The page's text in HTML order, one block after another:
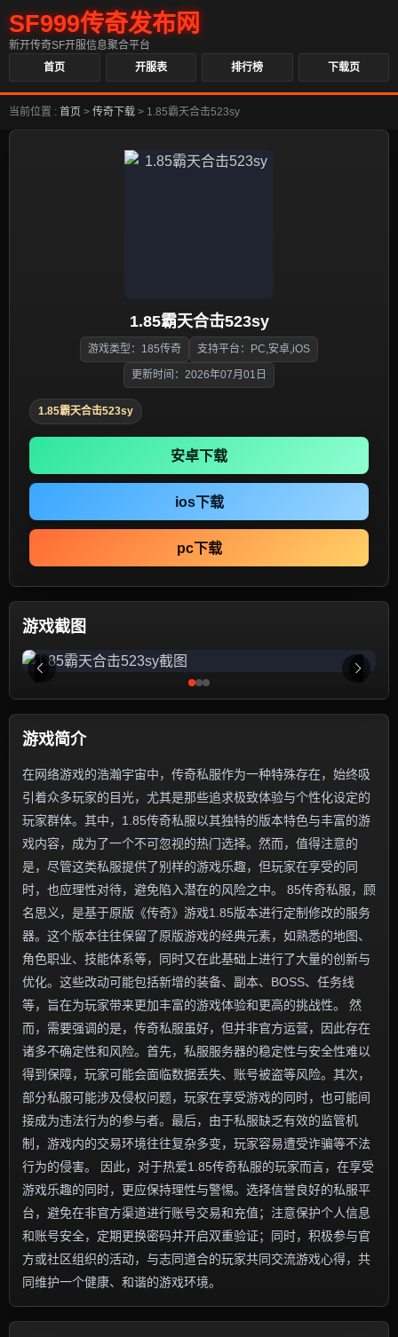
SF999传奇发布网
新开传奇SF开服信息聚合平台
首页
开服表 排行榜 下载页
当前位置 : 首页 > 传奇下载 > 1.85霸天合击523sy
1.85霸天合击523sy
游戏类型：185传奇 支持平台：PC,安卓,iOS
更新时间：2026年07月01日
1.85霸天合击523sy
安卓下载
ios下载
pc下载
游戏截图
游戏简介
在网络游戏的浩瀚宇宙中，传奇私服作为一种特殊存在，始终吸
引着众多玩家的目光，尤其是那些追求极致体验与个性化设定的
玩家群体。其中，1.85传奇私服以其独特的版本特色与丰富的游
戏内容，成为了一个不可忽视的热门选择。然而，值得注意的
是，尽管这类私服提供了别样的游戏乐趣，但玩家在享受的同
时，也应理性对待，避免陷入潜在的风险之中。 85传奇私服，顾
名思义，是基于原版《传奇》游戏1.85版本进行定制修改的服务
器。这个版本往往保留了原版游戏的经典元素，如熟悉的地图、
角色职业、技能体系等，同时又在此基础上进行了大量的创新与
优化。这些改动可能包括新增的装备、副本、BOSS、任务线
等，旨在为玩家带来更加丰富的游戏体验和更高的挑战性。 然
而，需要强调的是，传奇私服虽好，但并非官方运营，因此存在
诸多不确定性和风险。首先，私服服务器的稳定性与安全性难以
得到保障，玩家可能会面临数据丢失、账号被盗等风险。其次，
部分私服可能涉及侵权问题，玩家在享受游戏的同时，也可能间
接成为违法行为的参与者。最后，由于私服缺乏有效的监管机
制，游戏内的交易环境往往复杂多变，玩家容易遭受诈骗等不法
行为的侵害。 因此，对于热爱1.85传奇私服的玩家而言，在享受
游戏乐趣的同时，更应保持理性与警惕。选择信誉良好的私服平
台，避免在非官方渠道进行账号交易和充值；注意保护个人信息
和账号安全，定期更换密码并开启双重验证；同时，积极参与官
方或社区组织的活动，与志同道合的玩家共同交流游戏心得，共
同维护一个健康、和谐的游戏环境。